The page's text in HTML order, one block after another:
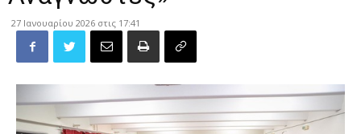
27 Ιανουαρίου 2026 στις 17:41